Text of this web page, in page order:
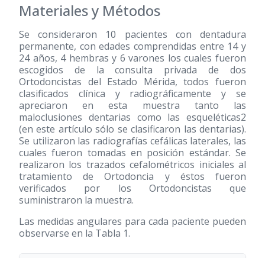
Materiales y Métodos
Se consideraron 10 pacientes con dentadura
permanente, con edades comprendidas entre 14 y
24 años, 4 hembras y 6 varones los cuales fueron
escogidos de la consulta privada de dos
Ortodoncistas del Estado Mérida, todos fueron
clasificados clínica y radiográficamente y se
apreciaron en esta muestra tanto las
maloclusiones dentarias como las esqueléticas2
(en este artículo sólo se clasificaron las dentarias).
Se utilizaron las radiografías cefálicas laterales, las
cuales fueron tomadas en posición estándar. Se
realizaron los trazados cefalométricos iniciales al
tratamiento de Ortodoncia y éstos fueron
verificados por los Ortodoncistas que
suministraron la muestra.
Las medidas angulares para cada paciente pueden
observarse en la Tabla 1.